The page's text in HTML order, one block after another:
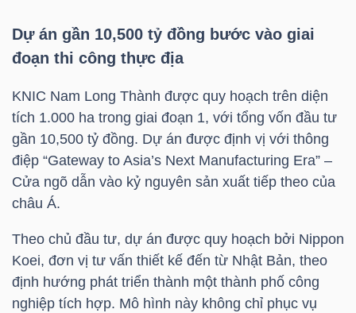
Dự án gần 10,500 tỷ đồng bước vào giai
đoạn thi công thực địa
KNIC Nam Long Thành được quy hoạch trên diện
tích 1.000 ha trong giai đoạn 1, với tổng vốn đầu tư
gần 10,500 tỷ đồng. Dự án được định vị với thông
điệp “Gateway to Asia’s Next Manufacturing Era” –
Cửa ngõ dẫn vào kỷ nguyên sản xuất tiếp theo của
châu Á.
Theo chủ đầu tư, dự án được quy hoạch bởi Nippon
Koei, đơn vị tư vấn thiết kế đến từ Nhật Bản, theo
định hướng phát triển thành một thành phố công
nghiệp tích hợp. Mô hình này không chỉ phục vụ
CHÍNH
HÀNG
HÓA
KINH
TẾ